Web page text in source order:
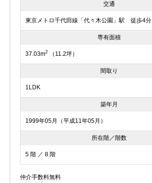
交通
東京メトロ千代田線「代々木公園」駅 徒歩4分
専有面積
37.03m2 （11.2坪）
間取り
1LDK
築年月
1999年05月（平成11年05月）
所在階／階数
5 階 ／ 8 階
仲介手数料無料